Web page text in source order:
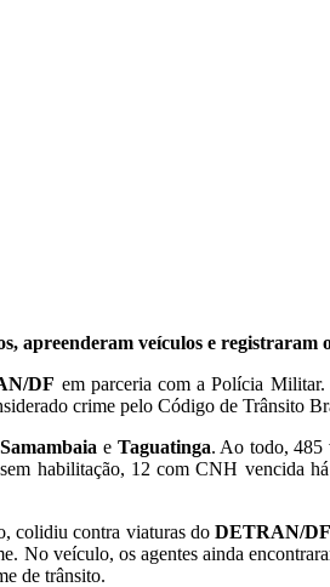
apreenderam veículos e registraram
DF em parceria com a Polícia
crime pelo Código de Trânsito
Samambaia e Taguatinga. Ao todo, 485
habilitação, 12 com CNH vencida
colidiu contra viaturas do DETRAN/DF
veículo, os agentes ainda
de trânsito.